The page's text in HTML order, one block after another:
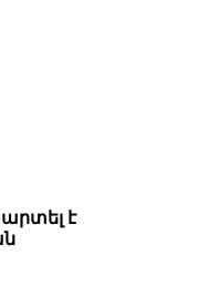
է